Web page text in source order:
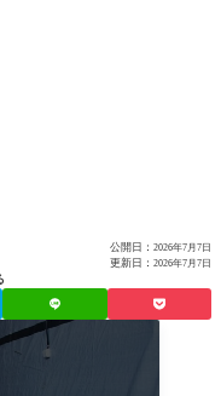
公開日： 2026年7月7日
更新日： 2026年7月7日